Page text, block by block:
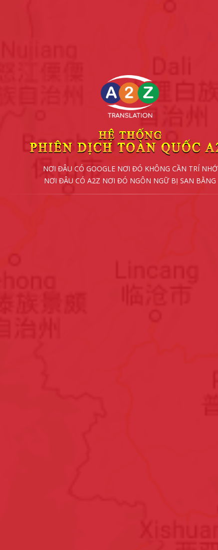
NƠI ĐÂU CÓ GOOGLE NƠI ĐÓ KHÔNG CẦN TRÍ NHỚ
NƠI ĐÂU CÓ A2Z NƠI ĐÓ NGÔN NGỮ BỊ SAN BẰNG